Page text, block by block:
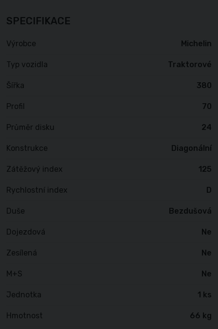
SPECIFIKACE
Výrobce Michelin
Typ vozidla Traktorové
Šířka 380
Profil 70
Průměr disku 24
Konstrukce Diagonální
Zátěžový index 125
Rychlostní index D
Duše Bezdušová
Dojezdová Ne
Zesílená Ne
M+S Ne
Jednotka 1 ks
Hmotnost 66 kg